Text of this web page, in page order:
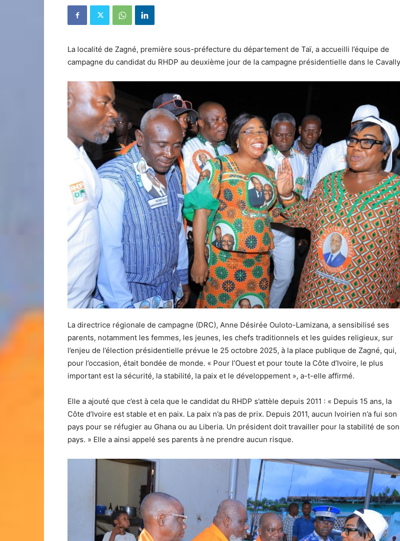
La localité de Zagné, première sous-préfecture du département de Taï, a accueilli l’équipe de
campagne du candidat du RHDP au deuxième jour de la campagne présidentielle dans le
La directrice régionale de campagne (DRC), Anne Désirée Ouloto-Lamizana, a sensibilisé ses
parents, notamment les femmes, les jeunes, les chefs traditionnels et les guides religieux, sur
l’enjeu de l’élection présidentielle prévue le 25 octobre 2025, à la place publique de Zagné, qui,
pour l’occasion, était bondée de monde. « Pour l’Ouest et pour toute la Côte d’Ivoire, le plus
important est la sécurité, la stabilité, la paix et le développement », a-t-elle affirmé.
Elle a ajouté que c’est à cela que le candidat du RHDP s’attèle depuis 2011 : « Depuis 15 ans, la
Côte d’Ivoire est stable et en paix. La paix n’a pas de prix. Depuis 2011, aucun Ivoirien n’a fui son
pays pour se réfugier au Ghana ou au Liberia. Un président doit travailler pour la stabilité de son
pays. » Elle a ainsi appelé ses parents à ne prendre aucun risque.